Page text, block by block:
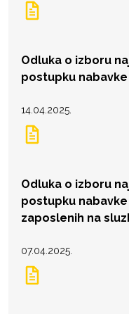
Odluka o izboru
postupku
14.04.2025.
Odluka o izboru
postupku
zaposlenih na
07.04.2025.